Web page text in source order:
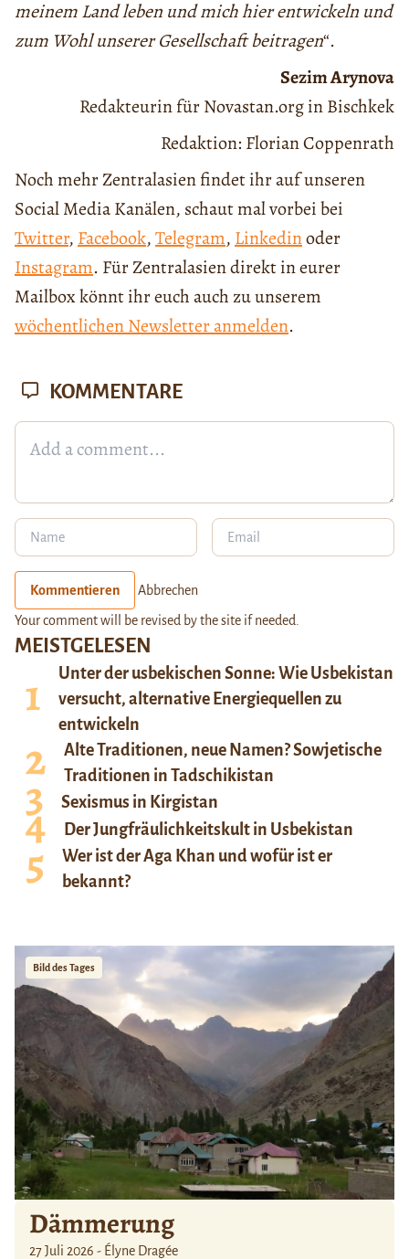
meinem Land leben und mich hier entwickeln und
zum Wohl unserer Gesellschaft beitragen“.
Sezim Arynova
Redakteurin für Novastan.org in Bischkek
Redaktion: Florian Coppenrath
Noch mehr Zentralasien findet ihr auf unseren
Social Media Kanälen, schaut mal vorbei bei
Twitter, Facebook,Telegram, Linkedinoder
Instagram. Für Zentralasien direkt in eurer
Mailbox könnt ihr euch auch zu unserem
wöchentlichen Newsletter anmelden.
MEISTGELESEN
Unter der usbekischen Sonne: Wie Usbekistan
versucht, alternative Energiequellen zu
entwickeln
Alte Traditionen, neue Namen? Sowjetische
Traditionen in Tadschikistan
Sexismus in Kirgistan
Der Jungfräulichkeitskult in Usbekistan
Wer ist der Aga Khan und wofür ist er
bekannt?
Bild des Tages
Dämmerung
27 Juli 2026 - Élyne Dragée
KOMMENTARE
Kommentieren Abbrechen
Your comment will be revised by the site if needed.